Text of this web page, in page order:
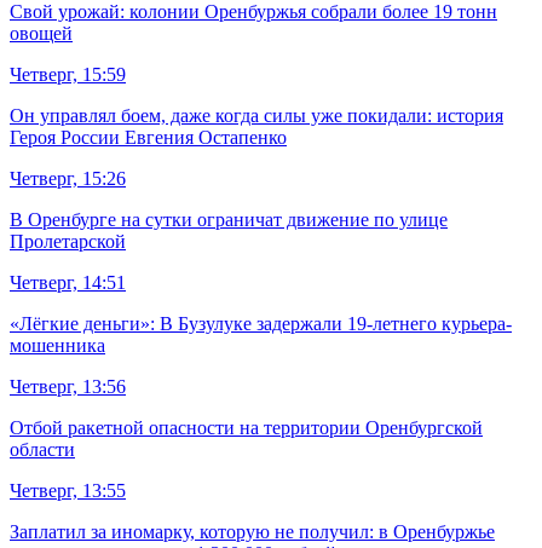
Свой урожай: колонии Оренбуржья собрали более 19 тонн
овощей
Четверг, 15:59
Он управлял боем, даже когда силы уже покидали: история
Героя России Евгения Остапенко
Четверг, 15:26
В Оренбурге на сутки ограничат движение по улице
Пролетарской
Четверг, 14:51
«Лёгкие деньги»: В Бузулуке задержали 19-летнего курьера-
мошенника
Четверг, 13:56
Отбой ракетной опасности на территории Оренбургской
области
Четверг, 13:55
Заплатил за иномарку, которую не получил: в Оренбуржье